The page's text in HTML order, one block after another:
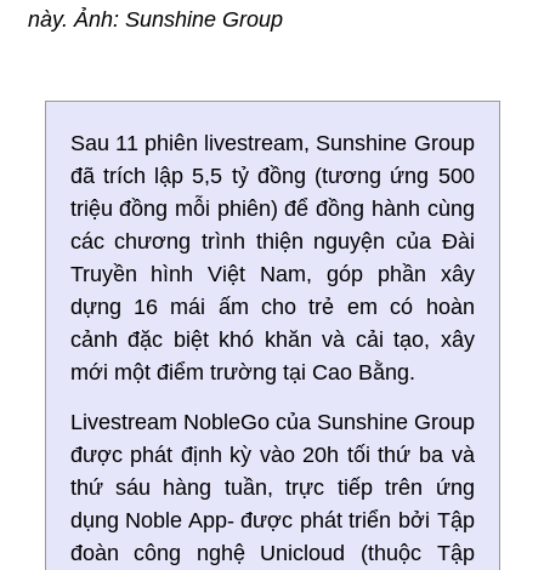
này. Ảnh: Sunshine Group
Sau 11 phiên livestream, Sunshine Group
đã trích lập 5,5 tỷ đồng (tương ứng 500
triệu đồng mỗi phiên) để đồng hành cùng
các chương trình thiện nguyện của Đài
Truyền hình Việt Nam, góp phần xây
dựng 16 mái ấm cho trẻ em có hoàn
cảnh đặc biệt khó khăn và cải tạo, xây
mới một điểm trường tại Cao Bằng.
Livestream NobleGo của Sunshine Group
được phát định kỳ vào 20h tối thứ ba và
thứ sáu hàng tuần, trực tiếp trên ứng
dụng Noble App- được phát triển bởi Tập
đoàn công nghệ Unicloud (thuộc Tập